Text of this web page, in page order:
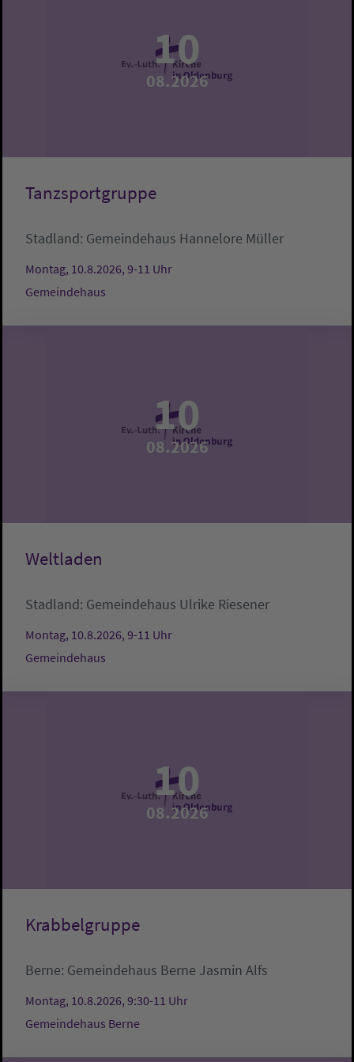
10
08.2026
Tanzsportgruppe
Stadland: Gemeindehaus Hannelore Müller
Montag, 10.8.2026, 9-11 Uhr
Gemeindehaus
10
08.2026
Weltladen
Stadland: Gemeindehaus Ulrike Riesener
Montag, 10.8.2026, 9-11 Uhr
Gemeindehaus
10
08.2026
Krabbelgruppe
Berne: Gemeindehaus Berne Jasmin Alfs
Montag, 10.8.2026, 9:30-11 Uhr
Gemeindehaus Berne